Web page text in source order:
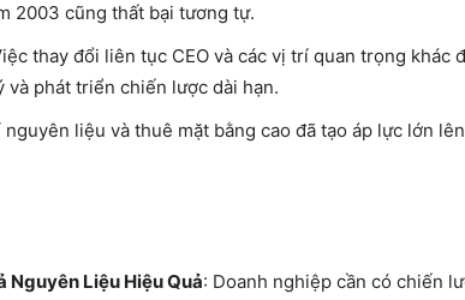
2003 cũng thất bại tương tự.
thay đổi liên tục CEO và các vị trí quan trọng khác
và phát triển chiến lược dài hạn.
nguyên liệu và thuê mặt bằng cao đã tạo áp lực lớn
Nguyên Liệu Hiệu Quả: Doanh nghiệp cần có chiến